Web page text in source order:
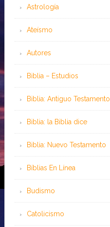
Astrología
Ateísmo
Autores
Biblia – Estudios
Biblia: Antiguo Testamento
Biblia: la Biblia dice
Biblia: Nuevo Testamento
Bíblias En Línea
Budismo
Catolicismo